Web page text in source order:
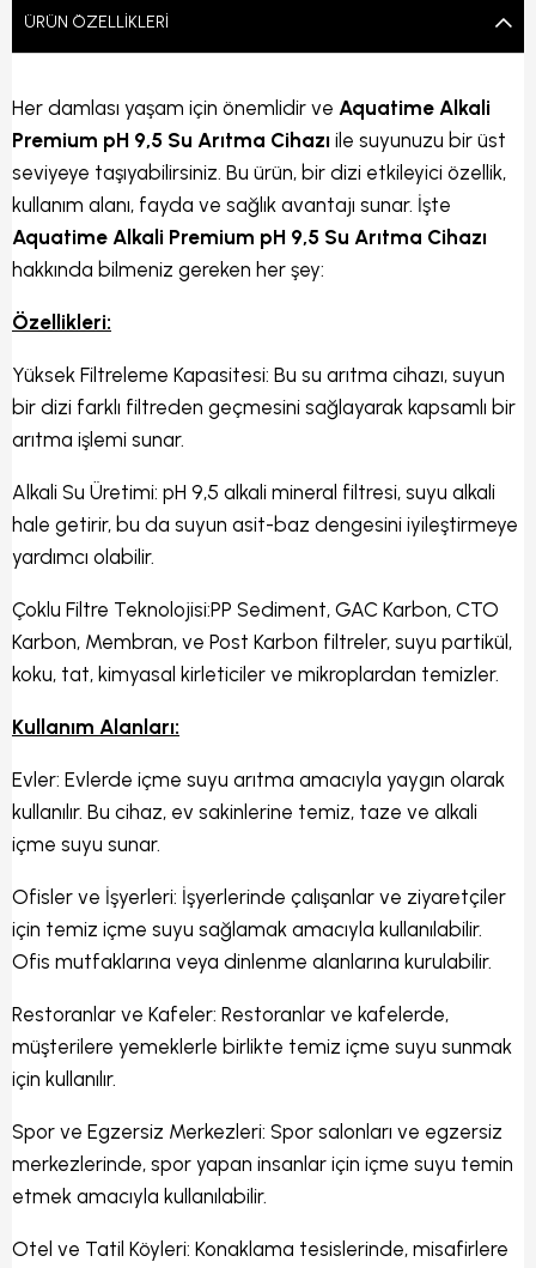
ÜRÜN ÖZELLIKLERI
Her damlası yaşam için önemlidir ve Aquatime Alkali
Premium pH 9,5 Su Arıtma Cihazı ile suyunuzu bir üst
seviyeye taşıyabilirsiniz. Bu ürün, bir dizi etkileyici özellik,
kullanım alanı, fayda ve sağlık avantajı sunar. İşte
Aquatime Alkali Premium pH 9,5 Su Arıtma Cihazı
hakkında bilmeniz gereken her şey:
Özellikleri:
Yüksek Filtreleme Kapasitesi: Bu su arıtma cihazı, suyun
bir dizi farklı filtreden geçmesini sağlayarak kapsamlı bir
arıtma işlemi sunar.
Alkali Su Üretimi: pH 9,5 alkali mineral filtresi, suyu alkali
hale getirir, bu da suyun asit-baz dengesini iyileştirmeye
yardımcı olabilir.
Çoklu Filtre Teknolojisi:PP Sediment, GAC Karbon, CTO
Karbon, Membran, ve Post Karbon filtreler, suyu partikül,
koku, tat, kimyasal kirleticiler ve mikroplardan temizler.
Kullanım Alanları:
Evler: Evlerde içme suyu arıtma amacıyla yaygın olarak
kullanılır. Bu cihaz, ev sakinlerine temiz, taze ve alkali
içme suyu sunar.
Ofisler ve İşyerleri: İşyerlerinde çalışanlar ve ziyaretçiler
için temiz içme suyu sağlamak amacıyla kullanılabilir.
Ofis mutfaklarına veya dinlenme alanlarına kurulabilir.
Restoranlar ve Kafeler: Restoranlar ve kafelerde,
müşterilere yemeklerle birlikte temiz içme suyu sunmak
için kullanılır.
Spor ve Egzersiz Merkezleri: Spor salonları ve egzersiz
merkezlerinde, spor yapan insanlar için içme suyu temin
etmek amacıyla kullanılabilir.
Otel ve Tatil Köyleri: Konaklama tesislerinde, misafirlere